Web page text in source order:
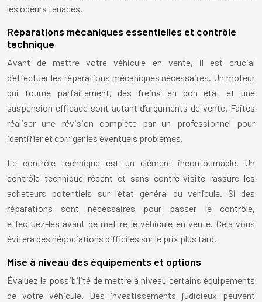
les odeurs tenaces.
Réparations mécaniques essentielles et contrôle
technique
Avant de mettre votre véhicule en vente, il est crucial
d’effectuer les réparations mécaniques nécessaires. Un moteur
qui tourne parfaitement, des freins en bon état et une
suspension efficace sont autant d’arguments de vente. Faites
réaliser une révision complète par un professionnel pour
identifier et corriger les éventuels problèmes.
Le contrôle technique est un élément incontournable. Un
contrôle technique récent et sans contre-visite rassure les
acheteurs potentiels sur l’état général du véhicule. Si des
réparations sont nécessaires pour passer le contrôle,
effectuez-les avant de mettre le véhicule en vente. Cela vous
évitera des négociations difficiles sur le prix plus tard.
Mise à niveau des équipements et options
Évaluez la possibilité de mettre à niveau certains équipements
de votre véhicule. Des investissements judicieux peuvent